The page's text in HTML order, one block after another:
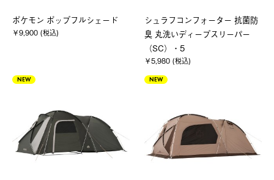
ポケモン ポップフルシェード
￥9,900 (税込)
シュラフコンフォーター 抗菌防
臭 丸洗いディープスリーパー
（SC）・5
￥5,980 (税込)
NEW NEW